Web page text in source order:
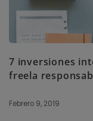
7 inversiones
freela
Febrero 9, 2019